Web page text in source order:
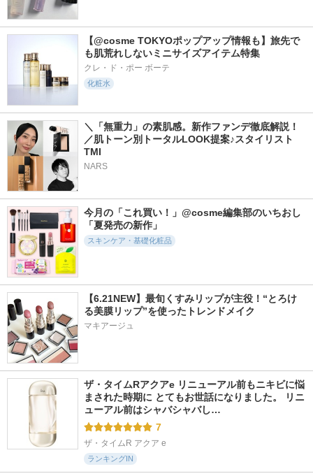
5.7
アルティミューン
パワライジング セ
5.9
5156件
オルビス ザ クレン
ジング オイル
オルビス
FAS ザ ブラック リ
フト アイクリーム
FAS
スキンパワーアドバ
5.5
5123件
レチノパワー リン
クルクリーム ba
エリクシール
アテニア
エスティ ローダー
【@cosme TOKYOポップアップ情報も】旅先で
も肌荒れしないミニサイズアイテム特集
クレ・ド・ポー ボーテ
化粧水
＼「無重力」の素肌感。新作ファンデ徹底解説！
／肌トーン別トータルLOOK提案♪スタイリスト
TMI
NARS
今月の「これ買い！」@cosme編集部のいちおし
「夏発売の新作」
スキンケア・基礎化粧品
【6.21NEW】最旬くすみリップが主役！“とろけ
る美膜リップ”を使ったトレンドメイク
マキアージュ
ザ・タイムRアクアe リニューアル前もニキビに悩
まされた時期に とてもお世話になりました。 リニ
ューアル前はシャバシャバし…
7
ザ・タイムR アクア e
ランキングIN